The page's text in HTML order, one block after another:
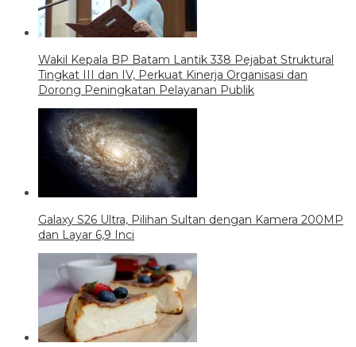
Wakil Kepala BP Batam Lantik 338 Pejabat Struktural
Tingkat III dan IV, Perkuat Kinerja Organisasi dan
Dorong Peningkatan Pelayanan Publik
Galaxy S26 Ultra, Pilihan Sultan dengan Kamera 200MP
dan Layar 6,9 Inci